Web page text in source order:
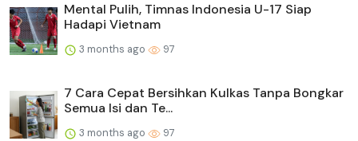
Mental Pulih, Timnas Indonesia U-17 Siap
Hadapi Vietnam
3 months ago 97
7 Cara Cepat Bersihkan Kulkas Tanpa Bongkar
Semua Isi dan Te...
3 months ago 97